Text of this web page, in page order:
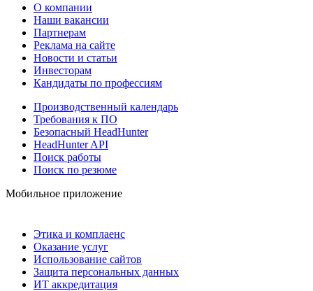
О компании
Наши вакансии
Партнерам
Реклама на сайте
Новости и статьи
Инвесторам
Кандидаты по профессиям
Производственный календарь
Требования к ПО
Безопасный HeadHunter
HeadHunter API
Поиск работы
Поиск по резюме
Мобильное приложение
Этика и комплаенс
Оказание услуг
Использование сайтов
Защита персональных данных
ИТ аккредитация